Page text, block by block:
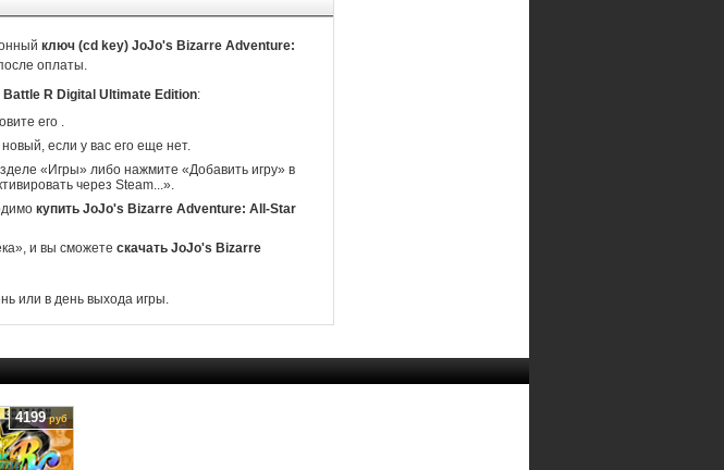
ключ (cd key) JoJo's Bizarre Adventure:
оплаты.
R Digital Ultimate Edition:
его .
новый, если у вас его еще нет.
«Игры» либо нажмите «Добавить игру» в
через Steam...».
купить JoJo's Bizarre Adventure: All-Star
и вы сможете скачать JoJo's Bizarre
или в день выхода игры.
4199руб